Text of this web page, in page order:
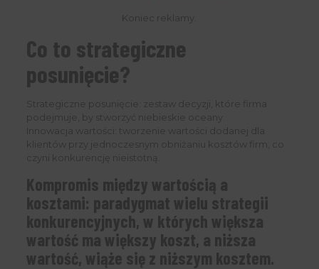
Koniec reklamy.
Co to strategiczne
posunięcie?
Strategiczne posunięcie: zestaw decyzji, które firma
podejmuje, by stworzyć niebieskie oceany.
Innowacja wartości: tworzenie wartości dodanej dla
klientów przy jednoczesnym obniżaniu kosztów firm, co
czyni konkurencję nieistotną.
Kompromis między wartością a
kosztami: paradygmat wielu strategii
konkurencyjnych, w których większa
wartość ma większy koszt, a niższa
wartość, wiąże się z niższym kosztem.